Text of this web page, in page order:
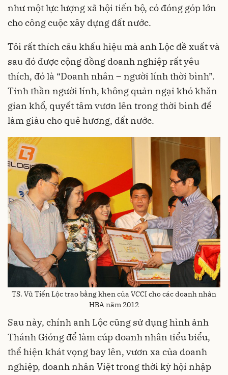
như một lực lượng xã hội tiến bộ, có đóng góp lớn
cho công cuộc xây dựng đất nước.
Tôi rất thích câu khẩu hiệu mà anh Lộc đề xuất và
sau đó được cộng đồng doanh nghiệp rất yêu
thích, đó là “Doanh nhân – người lính thời bình”.
Tinh thần người lính, không quản ngại khó khăn
gian khổ, quyết tâm vươn lên trong thời bình để
làm giàu cho quê hương, đất nước.
TS. Vũ Tiến Lộc trao bằng khen của VCCI cho các doanh nhân
HBA năm 2012
Sau này, chính anh Lộc cũng sử dụng hình ảnh
Thánh Gióng để làm cúp doanh nhân tiểu biểu,
thể hiện khát vọng bay lên, vươn xa của doanh
nghiệp, doanh nhân Việt trong thời kỳ hội nhập